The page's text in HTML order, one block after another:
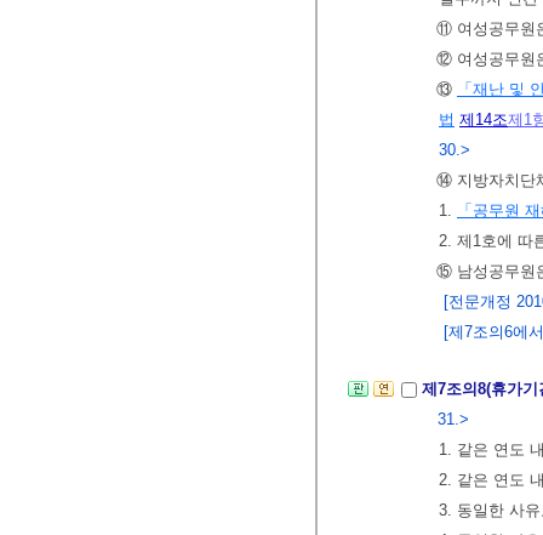
⑪ 여성공무원
⑫ 여성공무원
⑬
「재난 및
법 제14조제1
30.>
⑭ 지방자치단
1.
「공무원
2. 제1호에 따
⑮ 남성공무원
[전문개정
[제7조의6에
제7조의8(휴가
31.>
1. 같은 연도
2. 같은 연도
3. 동일한 사